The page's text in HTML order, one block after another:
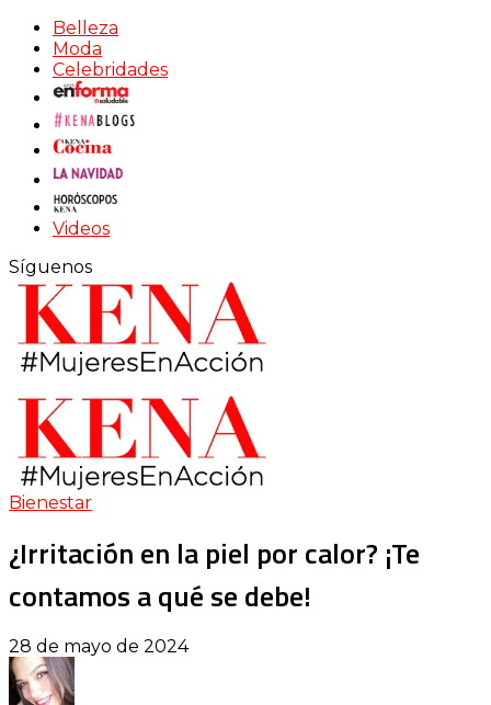
Belleza
Moda
Celebridades
Videos
Síguenos
Bienestar
¿Irritación en la piel por calor? ¡Te
contamos a qué se debe!
28 de mayo de 2024